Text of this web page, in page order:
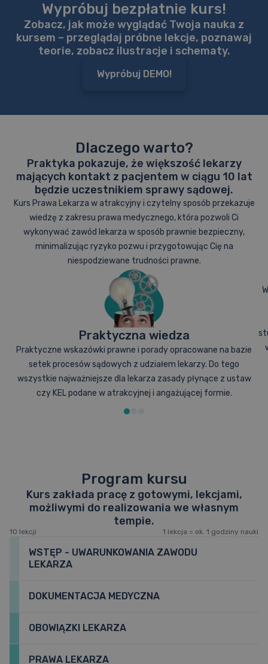
Wypróbuj bezpłatnie kurs!
Zobacz, jak może wyglądać Twoja nauka z
kursem – przeglądaj próbne lekcje, poznawaj
teorie, zobacz ilustracje i schematy.
Wypróbuj DEMO!
Dlaczego warto?
Praktyka pokazuje, że większość lekarzy
mających kontakt z pacjentem w ciągu 10 lat
będzie uczestnikiem sprawy sądowej.
Kurs Prawa Lekarza w atrakcyjny i czytelny sposób przekazuje
wiedzę z zakresu prawa medycznego, która pozwoli Ci
wykonywać zawód lekarza w sposób prawnie bezpieczny,
minimalizując ryzyko pozwu i przygotowując Cię na
niespodziewane trudności prawne.
Praktyczna wiedza
Praktyczne wskazówki prawne i porady opracowane na bazie
setek procesów sądowych z udziałem lekarzy. Do tego
wszystkie najważniejsze dla lekarza zasady płynące z ustaw
czy KEL podane w atrakcyjnej i angażującej formie.
Program kursu
Kurs zakłada pracę z gotowymi, lekcjami,
możliwymi do realizowania we własnym
tempie.
10 lekcji 1 lekcja = ok. 1 godziny nauki
WSTĘP - UWARUNKOWANIA ZAWODU
LEKARZA
Pozwy, skargi, nagrywanie wizyt lekarskich – jakie są
DOKUMENTACJA MEDYCZNA
Jakich sformułowań używać w dokumentacji, jak
OBOWIĄZKI LEKARZA
Czym są i z czego wynikają prawne obowiązki lekarza
PRAWA LEKARZA